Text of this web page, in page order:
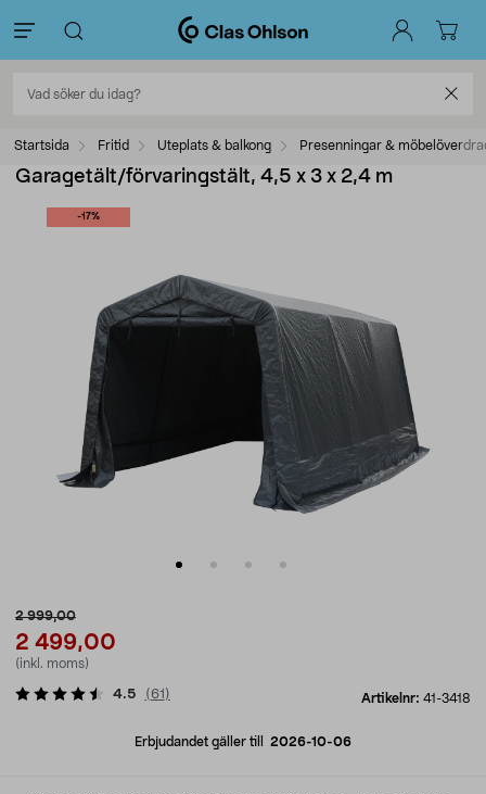
Startsida Fritid Uteplats & balkong Presenningar &
Garagetält/förvaringstält, 4,5 x 3 x 2,4 m
-17%
2 999,00
2 499,00
(inkl. moms)
Artikelnr: 41-3418
4.5 (61 )
Erbjudandet gäller till 2026-10-06